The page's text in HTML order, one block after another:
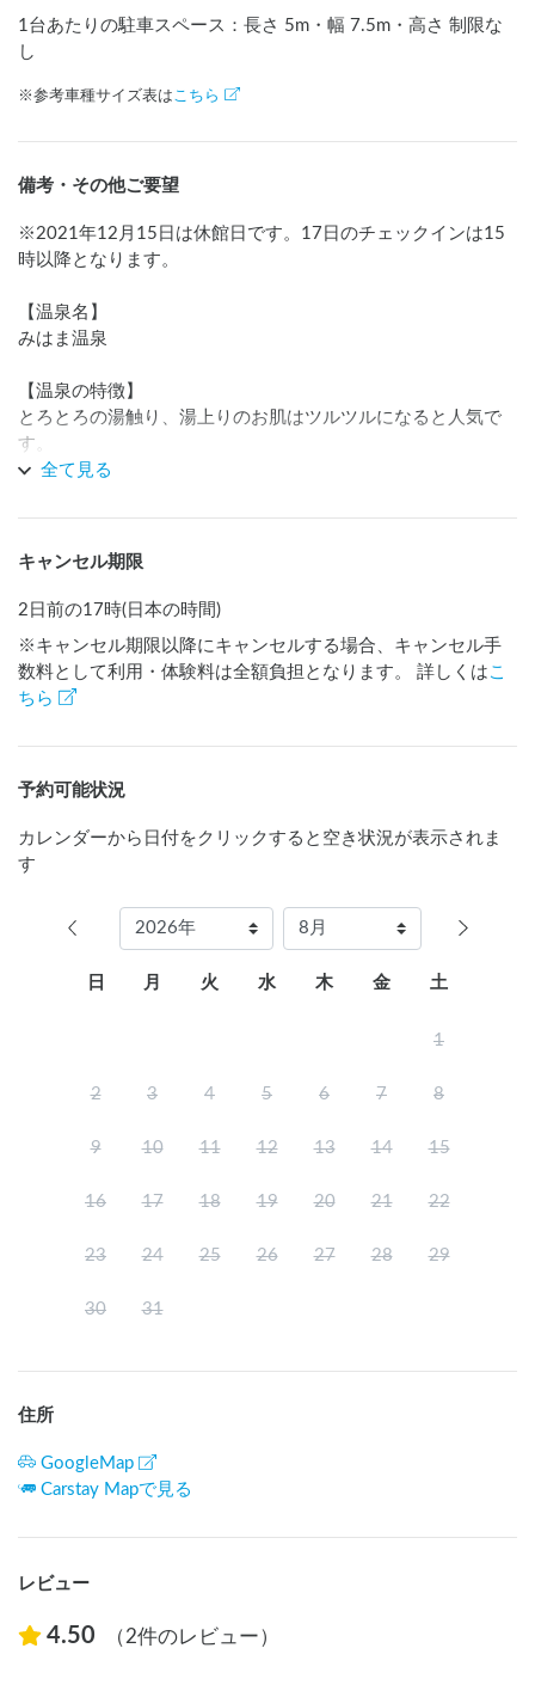
1台あたりの駐車スペース：長さ 5m ・幅 7.5m ・高さ 制限な
し
※参考車種サイズ表は こちら
備考・その他ご要望
※2021年12月15日は休館日です。17日のチェックインは15
時以降となります。
【温泉名】
みはま温泉
【温泉の特徴】
とろとろの湯触り、湯上りのお肌はツルツルになると人気で
す。
露天風呂からは伊勢湾の夕陽をお楽しみいただけます。
【施設利用の補足】
◆温泉施設のオプション：フェイスタオル販売210円
バスタオルレンタル200円
◆温浴施設の営業時間：
5:00～9:00
11:00～24:00
ご利用日の6か月前の月の初日から、お電話等でご予約いただ
ただし、お電話の場合8時30分からの受付。
ご予約方法は、お電話、インターネット及びフロントでの予
朝食：1,700円（7:00～9:00 前日までに予約が必要）
夕食：6,200円（17:20〜21:00  L.O 20:00 前日までに予約が
わせくださいませ。
◆売店利用可能時間：
◆ゴミのお受取りについて：
ごみの取扱については、現地受付にてお尋ねください。
います（128,000mAh。500円/泊）
23:00～4:00の間は防犯上玄関を施錠しておりますので、玄関
に備え付けのインターフォンにて夜間警備員をお呼びくださ
館内外巡回時間帯は、館内に入室不可。
【ペットについて】
入店は不可（糞の処理・持ち帰りをお願いします）
全て見る
キャンセル期限
2日前の17時(日本の時間)
※キャンセル期限以降にキャンセルする場合、キャンセル手
数料として利用・体験料は全額負担となります。 詳しくは こ
ちら
予約可能状況
カレンダーから日付をクリックすると空き状況が表示されま
す
日 月 火 水 木 金 土
1
2 3 4 5 6 7 8
9 10 11 12 13 14 15
16 17 18 19 20 21 22
23 24 25 26 27 28 29
30 31
住所
GoogleMap
Carstay Mapで見る
レビュー
4.50 （2件のレビュー）